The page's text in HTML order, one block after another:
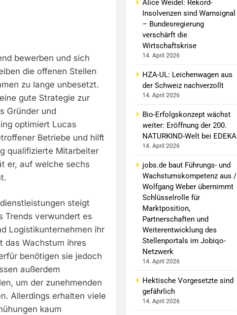
bewerben und sich
die offenen Stellen
zu lange unbesetzt.
gute Strategie zur
Gründer und
optimiert Lucas
Betriebe und hilft
qualifizierte Mitarbeiter
er, auf welche sechs
steigt
Trends verwundert es
Logistikunternehmen ihr
das Wachstum ihres
benötigen sie jedoch
außerdem
um der zunehmenden
Allerdings erhalten viele
kaum
Alice Weidel: Rekord-
Insolvenzen sind Warnsignal
– Bundesregierung
verschärft die
Wirtschaftskrise
14. April 2026
HZA-UL: Leichenwagen aus
der Schweiz nachverzollt
14. April 2026
Bio-Erfolgskonzept wächst
weiter: Eröffnung der 200.
NATURKIND-Welt bei EDEKA
14. April 2026
jobs.de baut Führungs- und
Wachstumskompetenz aus /
Wolfgang Weber übernimmt
Schlüsselrolle für
Marktposition,
Partnerschaften und
Weiterentwicklung des
Stellenportals im Jobiqo-
Netzwerk
14. April 2026
Hektische Vorgesetzte sind
gefährlich
14. April 2026